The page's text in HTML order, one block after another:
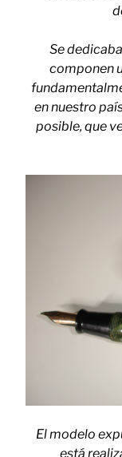
Se
componen
en nuestro
posible, que
El modelo
está